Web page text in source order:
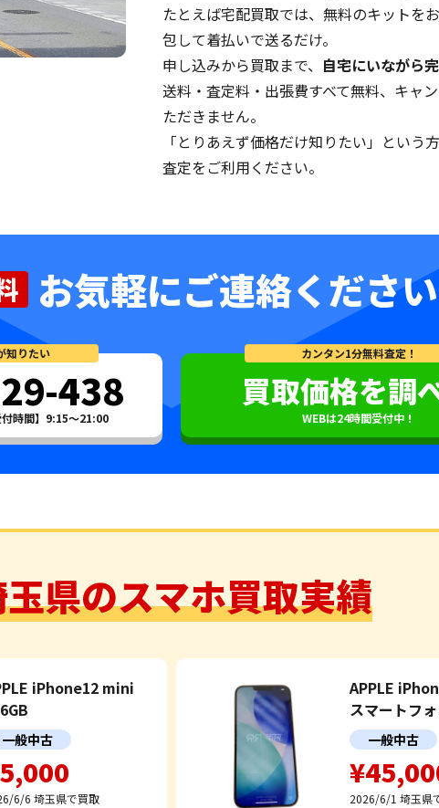
たとえば宅配買取では、無料のキットを
包して着払いで送るだけ。
申し込みから買取まで、 自宅にいながら
送料・査定料・出張費すべて無料、キャ
ただきません。
「とりあえず価格だけ知りたい」という
査定をご利用ください。
お気軽にご連絡ください
知りたい
438
時間】9:15～21:00
カンタン1分無料査定！
買取価格を調
WEBは24時間受付中！
県のスマホ買取実績
iPhone12 mini
一般中古
6/6 埼玉県で買取
APPLE
スマートフ
一般中古
2026/6/1 埼玉県